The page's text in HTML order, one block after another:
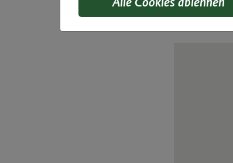
Alle Cookies ablehnen